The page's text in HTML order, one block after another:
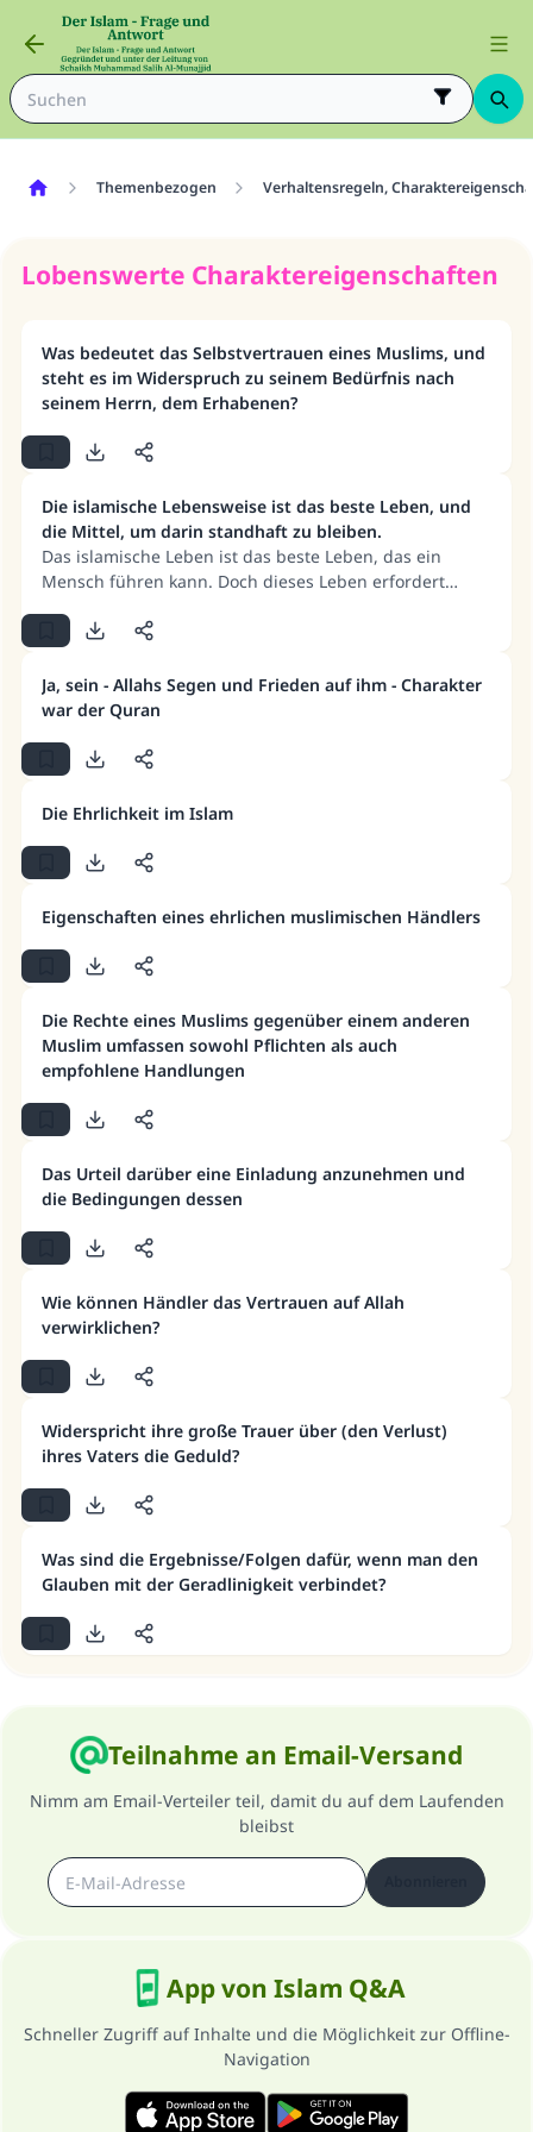
Themenbezogen Verhaltensregeln,
Lobenswerte Charaktereigenschaften
Was bedeutet das Selbstvertrauen eines Muslims, und
steht es im Widerspruch zu seinem Bedürfnis nach
seinem Herrn, dem Erhabenen?
Die islamische Lebensweise ist das beste Leben, und
die Mittel, um darin standhaft zu bleiben.
Das islamische Leben ist das beste Leben, das ein
Mensch führen kann. Doch dieses Leben erfordert
festzuhalten, ist nicht einfach; es ist wie derjenige, der
diesem Weg, nach dem Erfolg durch Allah, ist Geduld,
bis der Diener seinen Herrn ohne Nachlässigkeit oder
in dein Herz schleicht, und vertraue auf das
Versprechen Allahs an diese Gemeinschaft, dass sie
Sieg und Führung erlangen wird.
Ja, sein - Allahs Segen und Frieden auf ihm - Charakter
war der Quran
Die Ehrlichkeit im Islam
Eigenschaften eines ehrlichen muslimischen Händlers
Die Rechte eines Muslims gegenüber einem anderen
Muslim umfassen sowohl Pflichten als auch
empfohlene Handlungen
Das Urteil darüber eine Einladung anzunehmen und
die Bedingungen dessen
Wie können Händler das Vertrauen auf Allah
verwirklichen?
Widerspricht ihre große Trauer über (den Verlust)
ihres Vaters die Geduld?
Was sind die Ergebnisse/Folgen dafür, wenn man den
Glauben mit der Geradlinigkeit verbindet?
Teilnahme an Email-Versand
Nimm am Email-Verteiler teil, damit du auf dem Laufenden
bleibst
App von Islam Q&A
Schneller Zugriff auf Inhalte und die Möglichkeit zur Offline-
Navigation
Die Antwort Nr. 110845 rettete eine
Ehe.
Unterstütze die Arbeit von Islam Q&A
Der Prophet -Allahs Segen und Frieden auf
ihm- sagte:
desjenigen, der sie durchführt."
(MUSLIM 1893)